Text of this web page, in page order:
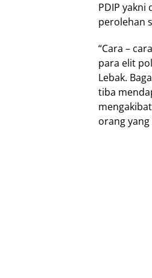
PDIP
perolehan
“Cara –
para elit
Lebak.
tiba
orang